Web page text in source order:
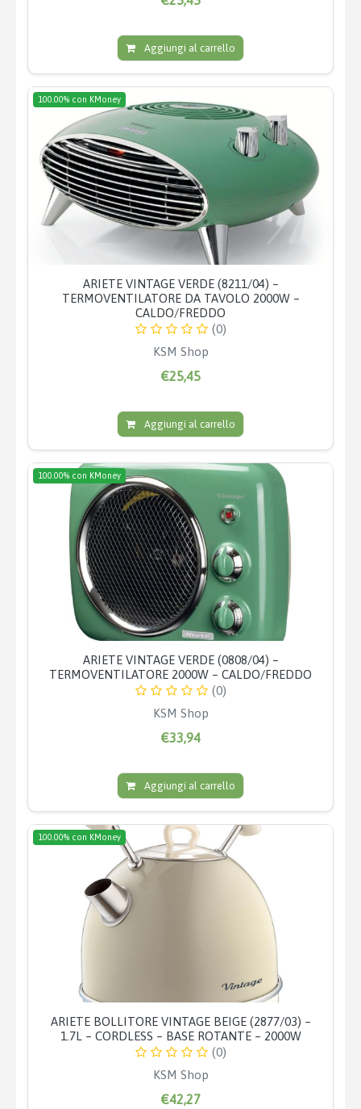
Aggiungi al carrello
100.00% con KMoney
ARIETE VINTAGE VERDE (8211/04) –
TERMOVENTILATORE DA TAVOLO 2000W –
CALDO/FREDDO
(0)
KSM Shop
€25,45
Aggiungi al carrello
100.00% con KMoney
ARIETE VINTAGE VERDE (0808/04) –
TERMOVENTILATORE 2000W – CALDO/FREDDO
(0)
KSM Shop
€33,94
Aggiungi al carrello
100.00% con KMoney
ARIETE BOLLITORE VINTAGE BEIGE (2877/03) –
1.7L – CORDLESS – BASE ROTANTE – 2000W
(0)
KSM Shop
€42,27